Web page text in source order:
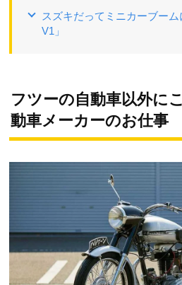
スズキだってミニカーブー
V1」
フツーの自動車以外に
動車メーカーのお仕事